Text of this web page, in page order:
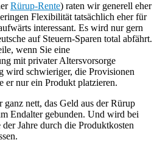
Rürup-Rente) raten wir generell eher
Flexibilität tatsächlich eher für
interessant. Es wird nur gern
auf Steuern-Sparen total abfährt.
wenn Sie eine
mit privater Altersvorsorge
wird schwieriger, die Provisionen
er nur ein Produkt platzieren.
nett, das Geld aus der Rürup
Endalter gebunden. Und wird bei
Jahre durch die Produktkosten